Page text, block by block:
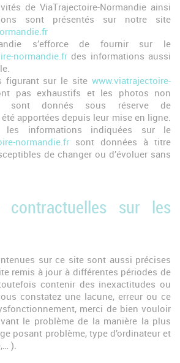
de ViaTrajectoire-Normandie ainsi
sont présentés sur notre site
s’efforce de fournir sur le
normandie.frdes informations aussi
figurant sur le site www.viatrajectoire-
pas exhaustifs et les photos non
sont donnés sous réserve de
apportées depuis leur mise en ligne.
les informations indiquées sur le
normandie.fr sont données à titre
de changer ou d’évoluer sans
contractuelles sur les
sur ce site sont aussi précises
remis à jour à différentes périodes de
contenir des inexactitudes ou
constatez une lacune, erreur ou ce
merci de bien vouloir
le problème de la manière la plus
posant problème, type d’ordinateur et
).